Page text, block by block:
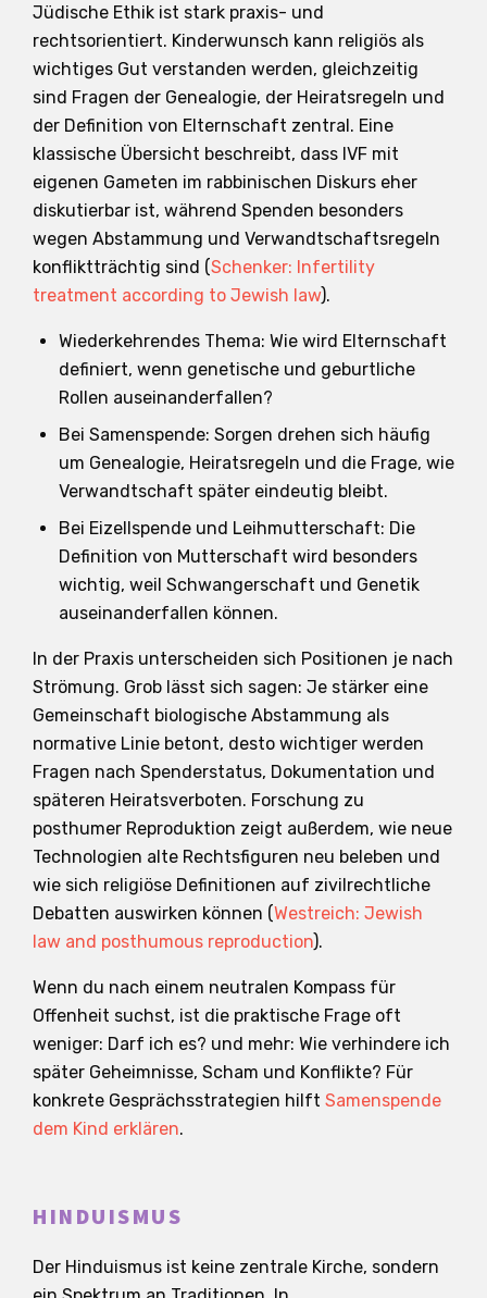
Jüdische Ethik ist stark praxis- und
rechtsorientiert. Kinderwunsch kann religiös als
wichtiges Gut verstanden werden, gleichzeitig
sind Fragen der Genealogie, der Heiratsregeln und
der Definition von Elternschaft zentral. Eine
klassische Übersicht beschreibt, dass IVF mit
eigenen Gameten im rabbinischen Diskurs eher
diskutierbar ist, während Spenden besonders
wegen Abstammung und Verwandtschaftsregeln
konfliktträchtig sind (Schenker: Infertility
treatment according to Jewish law).
Wiederkehrendes Thema: Wie wird Elternschaft
definiert, wenn genetische und geburtliche
Rollen auseinanderfallen?
Bei Samenspende: Sorgen drehen sich häufig
um Genealogie, Heiratsregeln und die Frage, wie
Verwandtschaft später eindeutig bleibt.
Bei Eizellspende und Leihmutterschaft: Die
Definition von Mutterschaft wird besonders
wichtig, weil Schwangerschaft und Genetik
auseinanderfallen können.
In der Praxis unterscheiden sich Positionen je nach
Strömung. Grob lässt sich sagen: Je stärker eine
Gemeinschaft biologische Abstammung als
normative Linie betont, desto wichtiger werden
Fragen nach Spenderstatus, Dokumentation und
späteren Heiratsverboten. Forschung zu
posthumer Reproduktion zeigt außerdem, wie neue
Technologien alte Rechtsfiguren neu beleben und
wie sich religiöse Definitionen auf zivilrechtliche
Debatten auswirken können (Westreich: Jewish
law and posthumous reproduction).
Wenn du nach einem neutralen Kompass für
Offenheit suchst, ist die praktische Frage oft
weniger: Darf ich es? und mehr: Wie verhindere ich
später Geheimnisse, Scham und Konflikte? Für
konkrete Gesprächsstrategien hilft Samenspende
dem Kind erklären.
HINDUISMUS
Der Hinduismus ist keine zentrale Kirche, sondern